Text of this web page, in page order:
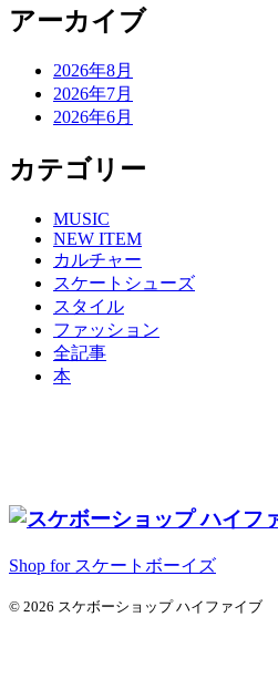
アーカイブ
2026年8月
2026年7月
2026年6月
カテゴリー
MUSIC
NEW ITEM
カルチャー
スケートシューズ
スタイル
ファッション
全記事
本
Shop for スケートボーイズ
© 2026 スケボーショップ ハイファイブ